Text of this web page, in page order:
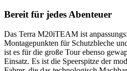
Bereit für jedes Abenteuer
Das Terra M20iTEAM ist
Montagepunkten für Schutzbleche
ist es für die große Tour ebenso
Einsatz. Es ist die Speerspitze der